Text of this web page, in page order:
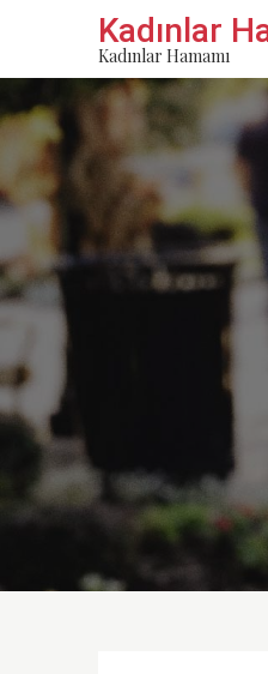
content
Kadınlar
Kadınlar Hamamı